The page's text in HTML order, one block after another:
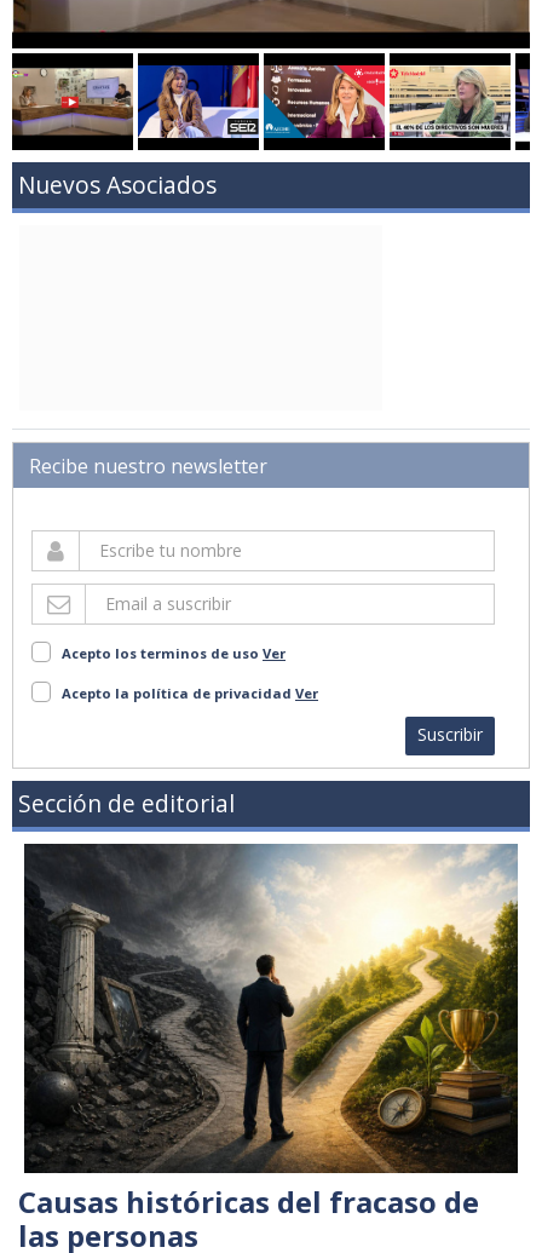
Nuevos Asociados
Recibe nuestro newsletter
Acepto los terminos de uso Ver
Acepto la política de privacidad Ver
Suscribir
Sección de editorial
Causas históricas del fracaso de
las personas